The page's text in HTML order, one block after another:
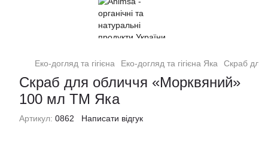
Еко-догляд та гігієна Еко-догляд та гігієна Яка Скраб для
Скраб для обличчя «Морквяний»
100 мл ТМ Яка
Артикул: 0862 Написати відгук